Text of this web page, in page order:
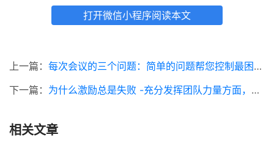
打开微信小程序阅读本文
上一篇： 每次会议的三个问题：简单的问题帮您控制最困难的参与者
下一篇： 为什么激励总是失败 -充分发挥团队力量方面，这是真正有效的方法
相关文章